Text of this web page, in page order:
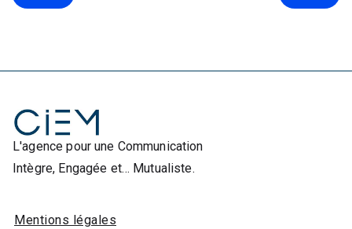
L'agence pour une Communication
Intègre, Engagée et… Mutualiste.
Mentions légales